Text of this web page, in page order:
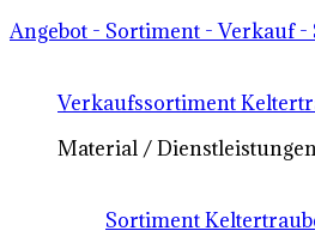
Angebot - Sortiment - Verkauf -
Verkaufssortiment
Material /
Sortiment